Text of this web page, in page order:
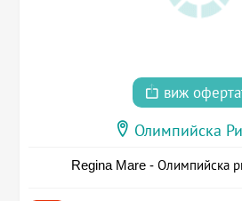
виж
Олимпийска
Regina Mare - Олимпийска